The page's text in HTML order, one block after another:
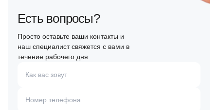
Есть вопросы?
Просто оставьте ваши контакты и
наш специалист свяжется с вами в
течение рабочего дня
Как вас зовут
Номер телефона